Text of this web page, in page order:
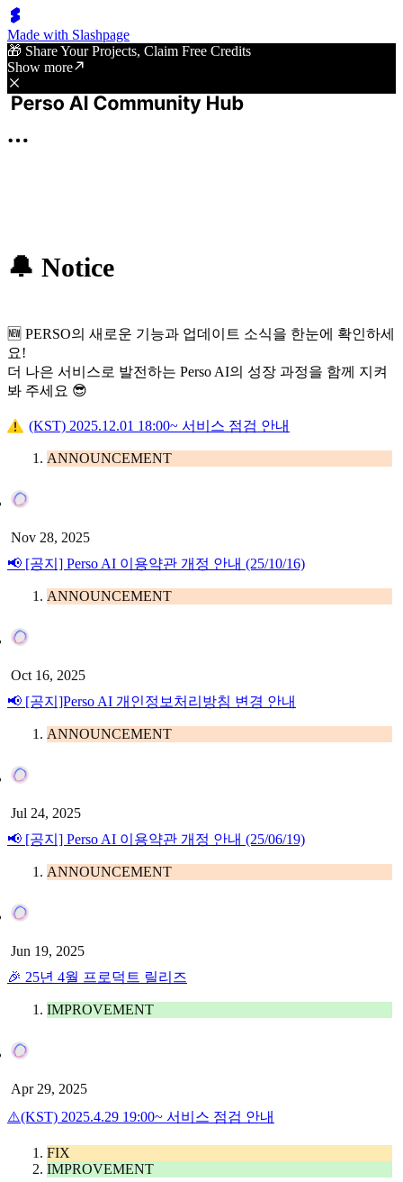
Made with Slashpage
🎁 Share Your Projects, Claim Free Credits
Show more
🔔 Notice
🆕 PERSO의 새로운 기능과 업데이트 소식을 한눈에 확인하세
요!
더 나은 서비스로 발전하는 Perso AI의 성장 과정을 함께 지켜
봐 주세요 😎
(KST) 2025.12.01 18:00~ 서비스 점검 안내
ANNOUNCEMENT
Nov 28, 2025
📢 [공지] Perso AI 이용약관 개정 안내 (25/10/16)
ANNOUNCEMENT
Oct 16, 2025
📢 [공지]Perso AI 개인정보처리방침 변경 안내
ANNOUNCEMENT
Jul 24, 2025
📢 [공지] Perso AI 이용약관 개정 안내 (25/06/19)
ANNOUNCEMENT
Jun 19, 2025
🎉 25년 4월 프로덕트 릴리즈
IMPROVEMENT
Apr 29, 2025
⚠️(KST) 2025.4.29 19:00~ 서비스 점검 안내
FIX
IMPROVEMENT